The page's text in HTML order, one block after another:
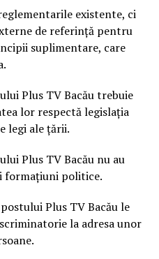
existente, ci
de referință pentru
suplimentare, care
Plus TV Bacău trebuie
lor respectă legislaţia
legi ale ţării.
Plus TV Bacău nu au
formaţiuni politice.
Plus TV Bacău le
la adresa unor